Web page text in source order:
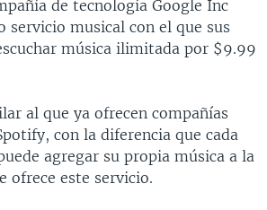
AL DÍA
de tecnología Google Inc
servicio musical con el que sus
música ilimitada por $9.99
al que ya ofrecen compañías
con la diferencia que cada
agregar su propia música a la
ofrece este servicio.